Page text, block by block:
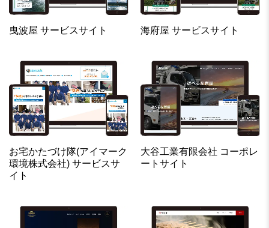
曳波屋 サービスサイト 海府屋 サービスサイト
お宅かたづけ隊(アイマーク
環境株式会社) サービスサ
イト
大谷工業有限会社 コーポレ
ートサイト